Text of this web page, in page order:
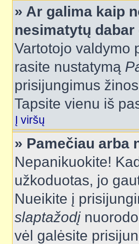
» Ar galima kaip
nesimatytų
Vartotojo valdymo
rasite nustatymą
prisijungimus
Tapsite vienu iš
Į viršų
» Pamečiau arba
Nepanikuokite!
užkoduotas, jo
Nueikite į
slaptažodį
vėl galėsite